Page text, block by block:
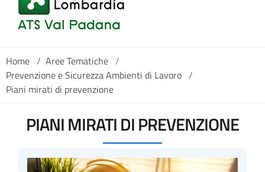
Home / Aree Tematiche /
Prevenzione e Sicurezza Ambienti di Lavoro /
Piani mirati di prevenzione
PIANI MIRATI DI PREVENZIONE